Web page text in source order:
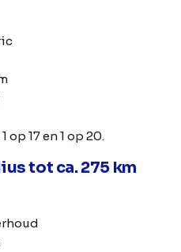
17 en 1 op 20.
tot ca. 275 km